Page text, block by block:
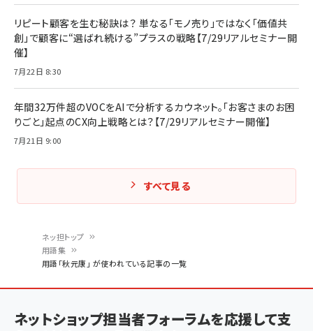
ン
く
ネッ担トップ
用語集
用語「秋元康」 が使われている記事の一覧
リピート顧客を生む秘訣は？ 単なる「モノ売り」ではなく「価値共
創」で顧客に“選ばれ続ける”プラスの戦略【7/29リアルセミナー開
催】
7月22日 8:30
年間32万件超のVOCをAIで分析するカウネット。「お客さまのお困
りごと」起点のCX向上戦略とは？【7/29リアルセミナー開催】
7月21日 9:00
すべて見る
ネットショップ担当者フォーラムを応援して支